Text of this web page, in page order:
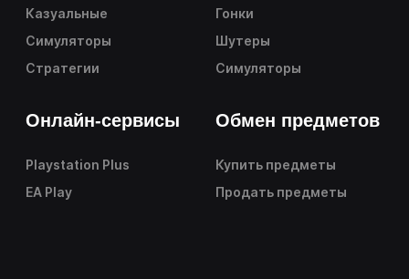
Казуальные
Симуляторы
Стратегии
Гонки
Шутеры
Симуляторы
Онлайн-сервисы
Playstation Plus
EA Play
Обмен предметов
Купить предметы
Продать предметы